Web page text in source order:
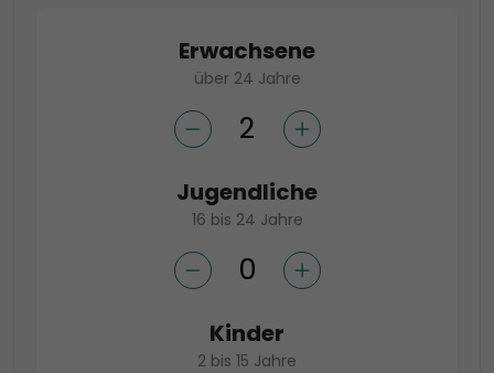
Erwachsene
über 24 Jahre
Jugendliche
16 bis 24 Jahre
Kinder
2 bis 15 Jahre